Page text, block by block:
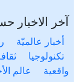
آخر الاخبار
أخبار عالميّة
تكنولوجيا
واقعية
عالم